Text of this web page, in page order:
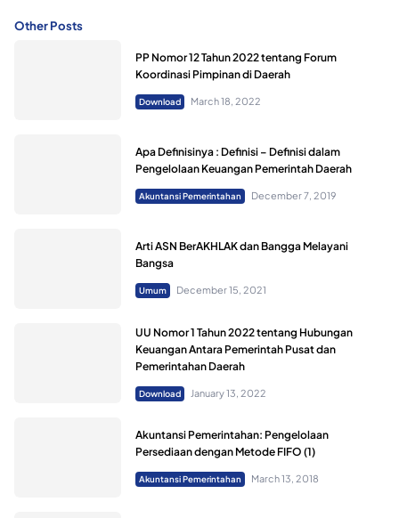
Other Posts
PP Nomor 12 Tahun 2022 tentang Forum
Koordinasi Pimpinan di Daerah
Download March 18, 2022
Apa Definisinya : Definisi – Definisi dalam
Pengelolaan Keuangan Pemerintah Daerah
Akuntansi Pemerintahan December 7, 2019
Arti ASN BerAKHLAK dan Bangga Melayani
Bangsa
Umum December 15, 2021
UU Nomor 1 Tahun 2022 tentang Hubungan
Keuangan Antara Pemerintah Pusat dan
Pemerintahan Daerah
Download January 13, 2022
Akuntansi Pemerintahan: Pengelolaan
Persediaan dengan Metode FIFO (1)
Akuntansi Pemerintahan March 13, 2018